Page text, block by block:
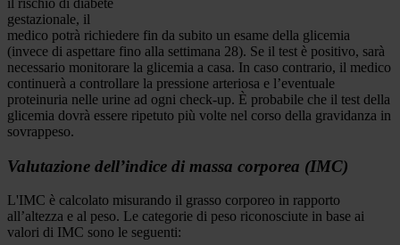
il rischio di diabete
gestazionale, il
medico potrà richiedere fin da subito un esame della glicemia
(invece di aspettare fino alla settimana 28). Se il test è positivo, sarà
necessario monitorare la glicemia a casa. In caso contrario, il medico
continuerà a controllare la pressione arteriosa e l’eventuale
proteinuria nelle urine ad ogni check-up. È probabile che il test della
glicemia dovrà essere ripetuto più volte nel corso della gravidanza in
sovrappeso.
Valutazione dell’indice di massa corporea (IMC)
L'IMC è calcolato misurando il grasso corporeo in rapporto
all’altezza e al peso. Le categorie di peso riconosciute in base ai
valori di IMC sono le seguenti: